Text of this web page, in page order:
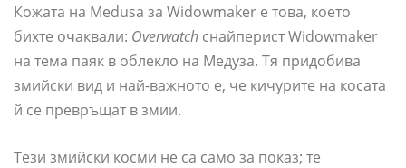
Кожата на Medusa за Widowmaker е това, което
бихте очаквали: Overwatch снайперист Widowmaker
на тема паяк в облекло на Медуза. Тя придобива
змийски вид и най-важното е, че кичурите на косата
й се превръщат в змии.
Тези змийски косми не са само за показ; те